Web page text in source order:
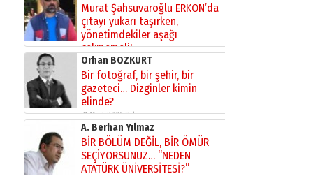
Murat Şahsuvaroğlu ERKON’da
çıtayı yukarı taşırken,
yönetimdekiler aşağı
çekmemeli!
17 Şubat 2026 SalıOrhan BOZKURT
Bir fotoğraf, bir şehir, bir
gazeteci… Dizginler kimin
elinde?
31 Mart 2026 Salı
A. Berhan Yılmaz
BİR BÖLÜM DEĞİL, BİR ÖMÜR
SEÇİYORSUNUZ… “NEDEN
ATATÜRK ÜNİVERSİTESİ?”